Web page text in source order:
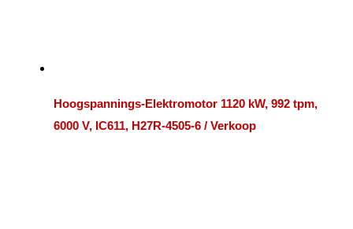
Hoogspannings-Elektromotor 1120 kW, 992 tpm,
6000 V, IC611, H27R-4505-6 / Verkoop